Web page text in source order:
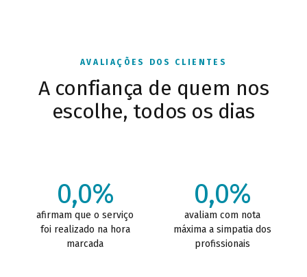
AVALIAÇÕES DOS CLIENTES
A confiança de quem nos
escolhe, todos os dias
0,0%
afirmam que o serviço
foi realizado na hora
marcada
0,0%
avaliam com nota
máxima a simpatia dos
profissionais